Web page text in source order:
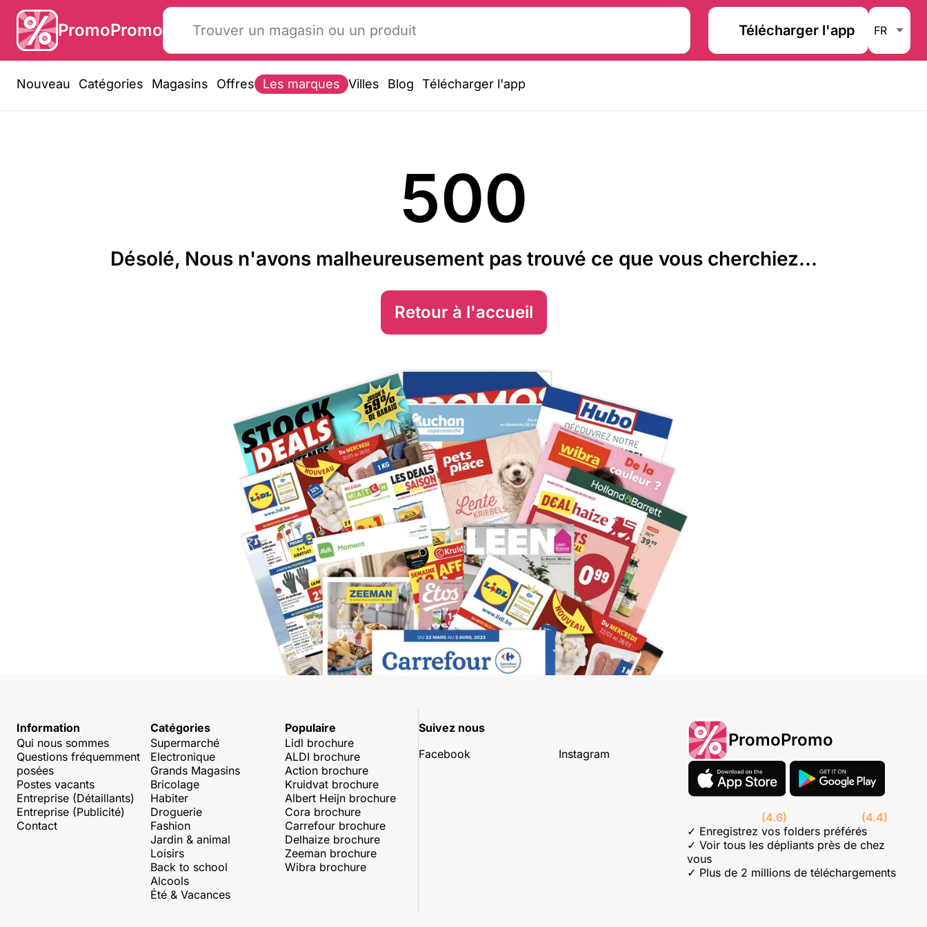
PromoPromo Télécharger l'app
Nouveau Catégories Magasins Offres Les marques Villes Blog Télécharger l'app
500
Désolé, Nous n'avons malheureusement pas trouvé ce que vous cherchiez...
Retour à l'accueil
Information
Qui nous sommes
Questions fréquemment
posées
Postes vacants
Entreprise (Détaillants)
Entreprise (Publicité)
Contact
Catégories
Supermarché
Electronique
Grands Magasins
Bricolage
Habiter
Droguerie
Fashion
Jardin & animal
Loisirs
Back to school
Alcools
Été & Vacances
Populaire
Lidl brochure
ALDI brochure
Action brochure
Kruidvat brochure
Albert Heijn brochure
Cora brochure
Carrefour brochure
Delhaize brochure
Zeeman brochure
Wibra brochure
Suivez nous
Facebook
Instagram
PromoPromo
(4.6)
(4.4)
✓ Enregistrez vos folders préférés
✓ Voir tous les dépliants près de chez
vous
✓ Plus de 2 millions de téléchargements